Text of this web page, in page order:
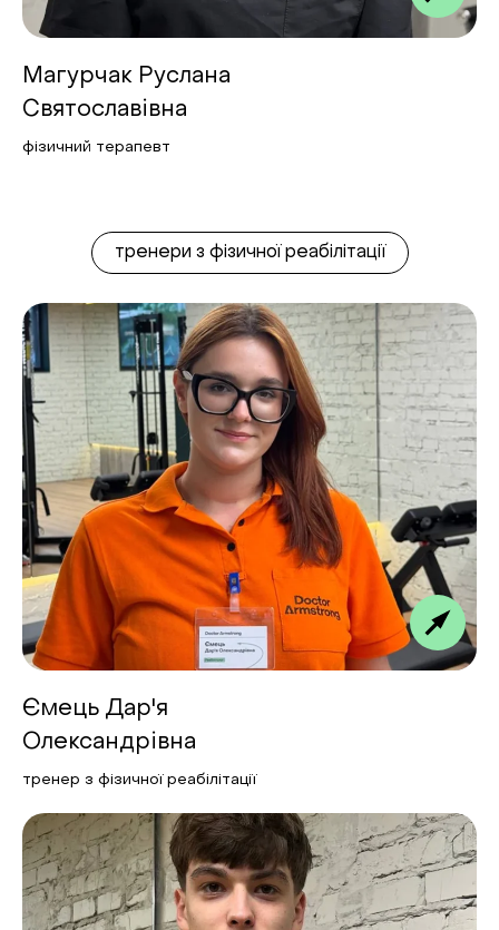
Магурчак Руслана
Святославівна
фізичний терапевт
тренери з фізичної реабілітації
Ємець Дар'я
Олександрівна
тренер з фізичної реабілітації